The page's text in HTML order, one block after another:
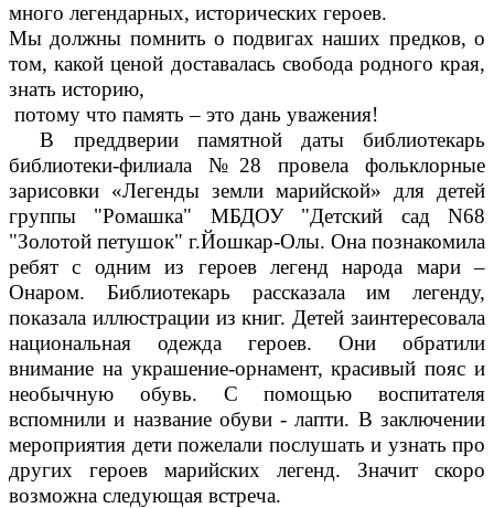
много легендарных, исторических героев.
Мы должны помнить о подвигах наших предков, о
том, какой ценой доставалась свобода родного края,
знать историю,
потому что память – это дань уважения!
В преддверии памятной даты библиотекарь
библиотеки-филиала №28 провела фольклорные
зарисовки «Легенды земли марийской» для детей
группы "Ромашка" МБДОУ "Детский сад N68
"Золотой петушок" г.Йошкар-Олы. Она познакомила
ребят с одним из героев легенд народа мари –
Онаром. Библиотекарь рассказала им легенду,
показала иллюстрации из книг. Детей заинтересовала
национальная одежда героев. Они обратили
внимание на украшение-орнамент, красивый пояс и
необычную обувь. С помощью воспитателя
вспомнили и название обуви - лапти. В заключении
мероприятия дети пожелали послушать и узнать про
других героев марийских легенд. Значит скоро
возможна следующая встреча.